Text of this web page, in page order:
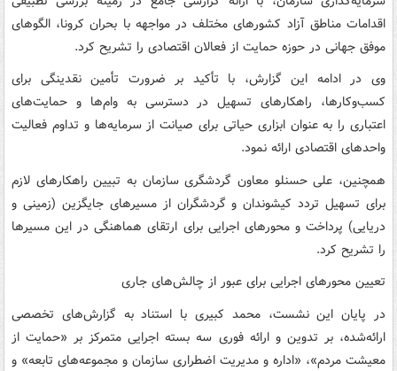
اقدامات مناطق آزاد کشورهای مختلف در مواجهه با بحران کرونا، الگوهای
موفق جهانی در حوزه حمایت از فعالان اقتصادی را تشریح کرد.
وی در ادامه این گزارش، با تأکید بر ضرورت تأمین نقدینگی برای
کسب‌وکارها، راهکارهای تسهیل در دسترسی به وام‌ها و حمایت‌های
اعتباری را به عنوان ابزاری حیاتی برای صیانت از سرمایه‌ها و تداوم فعالیت
واحدهای اقتصادی ارائه نمود.
همچنین، علی حسنلو معاون گردشگری سازمان به تبیین راهکارهای لازم
برای تسهیل تردد کیشوندان و گردشگران از مسیرهای جایگزین (زمینی و
دریایی) پرداخت و محورهای اجرایی برای ارتقای هماهنگی در این مسیرها
را تشریح کرد.
تعیین محورهای اجرایی برای عبور از چالش‌های جاری
در پایان این نشست، محمد کبیری با استناد به گزارش‌های تخصصی
ارائه‌شده، بر تدوین و ارائه فوری سه بسته اجرایی متمرکز بر «حمایت از
معیشت مردم»، «اداره و مدیریت اضطراری سازمان و مجموعه‌های تابعه» و